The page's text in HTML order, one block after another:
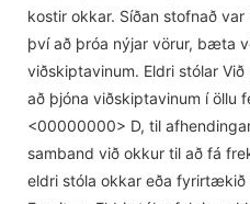
kostir okkar. Síðan stofnað
því að þróa nýjar vörur, bæta
viðskiptavinum. Eldri stólar
að þjóna viðskiptavinum í öllu
<00000000> D, til
samband við okkur til að fá
eldri stóla okkar eða fyrirtækið